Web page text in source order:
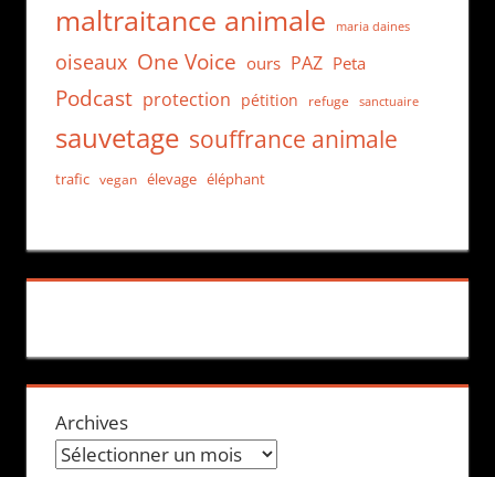
maltraitance animale maria daines
oiseaux One Voice ours PAZ Peta
Podcast protection pétition refuge sanctuaire
sauvetage souffrance animale
trafic vegan élevage éléphant
Archives